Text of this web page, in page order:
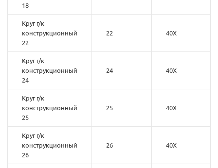
18
Круг г/к
конструкционный
22
22 40Х
Круг г/к
конструкционный
24
24 40Х
Круг г/к
конструкционный
25
25 40Х
Круг г/к
конструкционный
26
26 40Х